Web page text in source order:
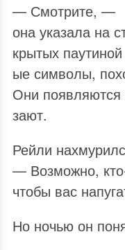
— Смотрите, —
она указала на
крытых
ые символы,
Они появляются
зают.
Рейли
— Возможно,
чтобы вас
Но ночью он